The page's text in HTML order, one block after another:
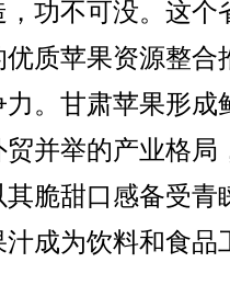
功不可没。这个
质苹果资源整合
。甘肃苹果形成
并举的产业格局
脆甜口感备受青
成为饮料和食品